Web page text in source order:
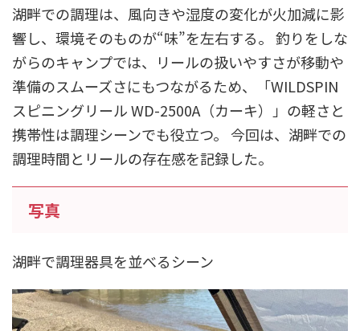
湖畔での調理は、風向きや湿度の変化が火加減に影
響し、環境そのものが“味”を左右する。 釣りをしな
がらのキャンプでは、リールの扱いやすさが移動や
準備のスムーズさにもつながるため、「WILDSPIN
スピニングリール WD-2500A（カーキ）」の軽さと
携帯性は調理シーンでも役立つ。 今回は、湖畔での
調理時間とリールの存在感を記録した。
写真
湖畔で調理器具を並べるシーン